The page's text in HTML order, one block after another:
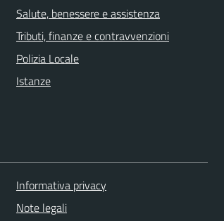
Salute, benessere e assistenza
Tributi, finanze e contravvenzioni
Polizia Locale
Istanze
Informativa privacy
Note legali